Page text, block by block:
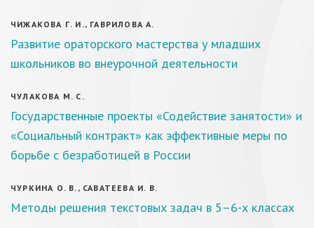
ЧИЖАКОВА Г. И., ГАВРИЛОВА А.
Развитие ораторского мастерства у младших
школьников во внеурочной деятельности
ЧУЛАКОВА М. С.
Государственные проекты «Содействие занятости» и
«Социальный контракт» как эффективные меры по
борьбе с безработицей в России
ЧУРКИНА О. В., САВАТЕЕВА И. В.
Методы решения текстовых задач в 5–6-х классах